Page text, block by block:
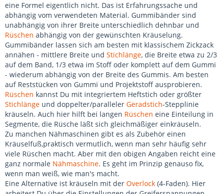
eine Formel eigentlich nicht. Das ist Erfahrungssache und
abhängig vom verwendeten Material. Gummibänder sind
unabhängig von ihrer Breite unterschiedlich dehnbar und
Rüschen abhängig von der gewünschten Kräuselung.
Gummibänder lassen sich am besten mit klassischem Zickzack
annähen - mittlere Breite und Stichlänge, die Breite etwa zu 2/3
auf dem Band, 1/3 etwa im Stoff oder komplett auf dem Gummi
- wiederum abhängig von der Breite des Gummis. Am besten
auf Reststücken von Gummi und Projektstoff ausprobieren.
Rüschen kannst Du mit integriertem Heftstich oder größter
Stichlänge und doppelter/paralleler Geradstich-Stepplinie
kräuseln. Auch hier hilft bei langen Rüschen eine Einteilung in
Segmente, die Rüsche läßt sich gleichmäßiger einkräuseln.
Zu manchen Nähmaschinen gibt es als Zubehör einen
Kräuselfuß,praktisch vermutlich, wenn man sehr häufig sehr
viele Rüschen macht. Aber mit den obigen Angaben reicht eine
ganz normale Nähmaschine. Es geht im Prinzip genauso fix,
wenn man weiß, wie man's macht.
Eine Alternative ist kräuseln mit der Overlock (4-Faden). Hier